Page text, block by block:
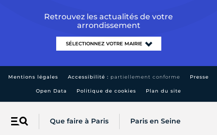
Menu Que faire à Paris Paris en Seine
Retrouvez les actualités de votre
arrondissement
Mentions légales Accessibilité : partiellement conforme Presse
Open Data Politique de cookies Plan du site